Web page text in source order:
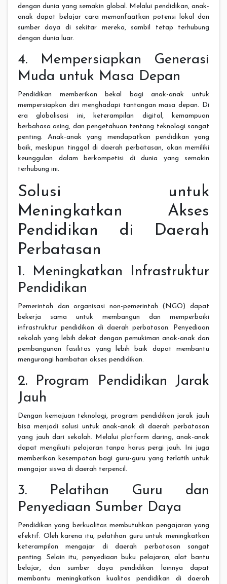
dengan dunia yang semakin global. Melalui pendidikan, anak-
anak dapat belajar cara memanfaatkan potensi lokal dan
sumber daya di sekitar mereka, sambil tetap terhubung
dengan dunia luar.
4. Mempersiapkan Generasi
Muda untuk Masa Depan
Pendidikan memberikan bekal bagi anak-anak untuk
mempersiapkan diri menghadapi tantangan masa depan. Di
era globalisasi ini, keterampilan digital, kemampuan
berbahasa asing, dan pengetahuan tentang teknologi sangat
penting. Anak-anak yang mendapatkan pendidikan yang
baik, meskipun tinggal di daerah perbatasan, akan memiliki
keunggulan dalam berkompetisi di dunia yang semakin
terhubung ini.
Solusi untuk
Meningkatkan Akses
Pendidikan di Daerah
Perbatasan
1. Meningkatkan Infrastruktur
Pendidikan
Pemerintah dan organisasi non-pemerintah (NGO) dapat
bekerja sama untuk membangun dan memperbaiki
infrastruktur pendidikan di daerah perbatasan. Penyediaan
sekolah yang lebih dekat dengan pemukiman anak-anak dan
pembangunan fasilitas yang lebih baik dapat membantu
mengurangi hambatan akses pendidikan.
2. Program Pendidikan Jarak
Jauh
Dengan kemajuan teknologi, program pendidikan jarak jauh
bisa menjadi solusi untuk anak-anak di daerah perbatasan
yang jauh dari sekolah. Melalui platform daring, anak-anak
dapat mengikuti pelajaran tanpa harus pergi jauh. Ini juga
memberikan kesempatan bagi guru-guru yang terlatih untuk
mengajar siswa di daerah terpencil.
3. Pelatihan Guru dan
Penyediaan Sumber Daya
Pendidikan yang berkualitas membutuhkan pengajaran yang
efektif. Oleh karena itu, pelatihan guru untuk meningkatkan
keterampilan mengajar di daerah perbatasan sangat
penting. Selain itu, penyediaan buku pelajaran, alat bantu
belajar, dan sumber daya pendidikan lainnya dapat
membantu meningkatkan kualitas pendidikan di daerah